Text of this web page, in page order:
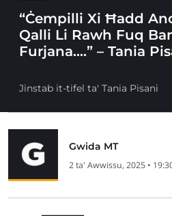
“Ċempilli Xi Ħadd
Qalli Li Rawh Fuq
Furjana….” – Tania
Jinstab it-tifel ta' Tania Pisani
Gwida MT
2 ta' Awwissu, 2025 •